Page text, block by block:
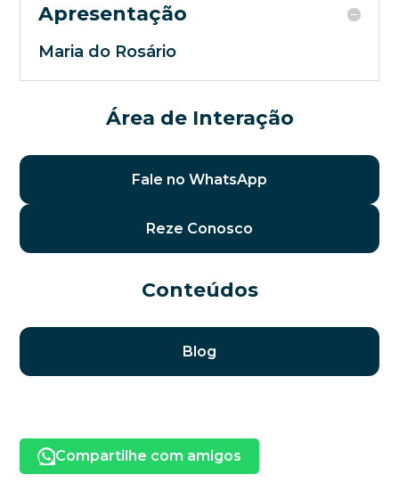
Apresentação
Maria do Rosário
Área de Interação
Fale no WhatsApp
Reze Conosco
Conteúdos
Blog
Compartilhe com amigos